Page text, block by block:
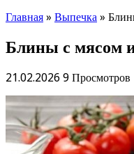
Главная » Выпечка »
Блины с мясом
21.02.2026 9 Просмотров